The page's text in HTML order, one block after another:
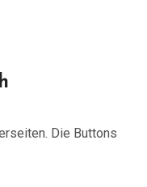
Die Buttons